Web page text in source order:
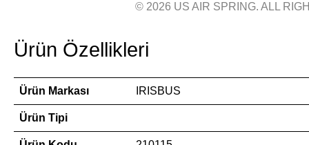
© 2026 US AIR SPRING. ALL
Ürün Özellikleri
Ürün Markası IRISBUS
Ürün Tipi